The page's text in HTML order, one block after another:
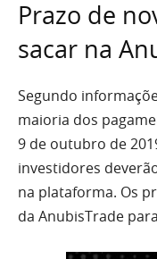
Prazo de
sacar na
Segundo
maioria dos
9 de outubro de
investidores
na plataforma. Os
da AnubisTrade